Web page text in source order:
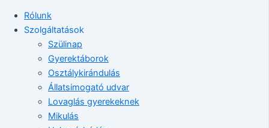
Rólunk
Szolgáltatások
Szülinap
Gyerektáborok
Osztálykirándulás
Állatsimogató udvar
Lovaglás gyerekeknek
Mikulás